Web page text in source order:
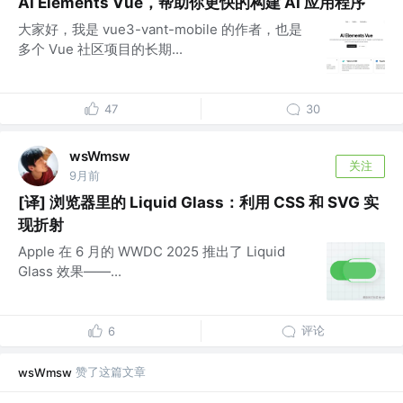
大家好，我是 vue3-vant-mobile 的作者，也是
多个 Vue 社区项目的长期...
47 30
wsWmsw
9月前
关注
[译] 浏览器里的 Liquid Glass：利用 CSS 和 SVG 实
现折射
Apple 在 6 月的 WWDC 2025 推出了 Liquid
Glass 效果——...
6 评论
wsWmsw 赞了这篇文章